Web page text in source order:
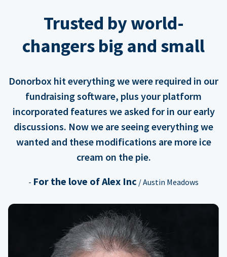
Trusted by world-
changers big and small
Donorbox hit everything we were required in our
fundraising software, plus your platform
incorporated features we asked for in our early
discussions. Now we are seeing everything we
wanted and these modifications are more ice
cream on the pie.
- For the love of Alex Inc / Austin Meadows